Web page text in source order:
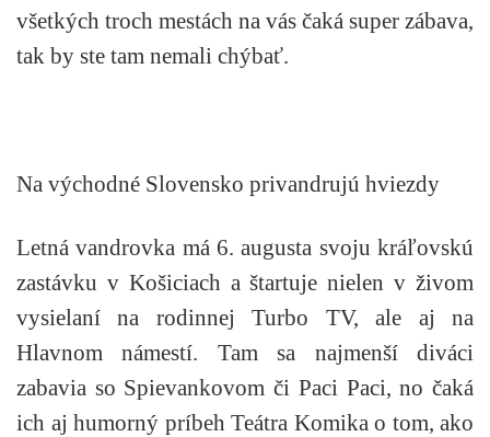
všetkých troch mestách na vás čaká super zábava,
tak by ste tam nemali chýbať.
Na východné Slovensko privandrujú hviezdy
Letná vandrovka má 6. augusta svoju kráľovskú
zastávku v Košiciach a štartuje nielen v živom
vysielaní na rodinnej Turbo TV, ale aj na
Hlavnom námestí. Tam sa najmenší diváci
zabavia so Spievankovom či Paci Paci, no čaká
ich aj humorný príbeh Teátra Komika o tom, ako